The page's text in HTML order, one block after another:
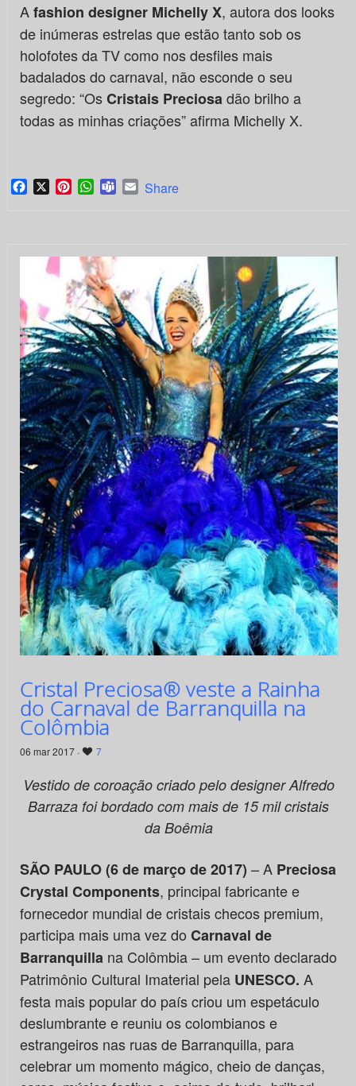
Afashion designer Michelly X, autora dos looks
de inúmeras estrelas que estão tanto sob os
holofotes da TV como nos desfiles mais
badalados do carnaval, não esconde o seu
segredo: “OsCristais Preciosadão brilho a
todas as minhas criações” afirma Michelly X.
Facebook
X PinterestWhatsApp
TeamsEmail
Share
Cristal Preciosa® veste a Rainha
do Carnaval de Barranquilla na
Colômbia
06 mar 2017 · 7
Vestido de coroação criado pelo designer Alfredo
Barraza foi bordado com mais de 15 mil cristais
da Boêmia
SÃO PAULO (6 de março de 2017) – A Preciosa
Crystal Components, principal fabricante e
fornecedor mundial de cristais checos premium,
participa mais uma vez do Carnaval de
Barranquilla na Colômbia – um evento declarado
Patrimônio Cultural Imaterial pela UNESCO. A
festa mais popular do país criou um espetáculo
deslumbrante e reuniu os colombianos e
estrangeiros nas ruas de Barranquilla, para
celebrar um momento mágico, cheio de danças,